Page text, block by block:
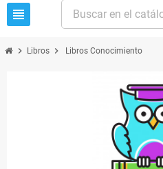
view_headline
chevron_right Libros chevron_right Libros Conocimiento